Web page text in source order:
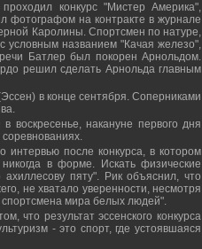
конкурс "Мистер Америка",
фотографом на контракте в журнале
Каролины. Спортсмен по натуре,
условным названием "Качая железо",
Батлер был покорен Арнольдом.
решил сделать Арнольда главным
в конце сентября. Соперниками
воскресенье, накануне первого дня
после конкурса, в котором
в форме. Искать физические
пяту". Рик объяснил, что
не хватало уверенности, несмотря
спортсмена мира белых людей".
что результат эссенского конкурса
- это спорт, где устоявшаяся